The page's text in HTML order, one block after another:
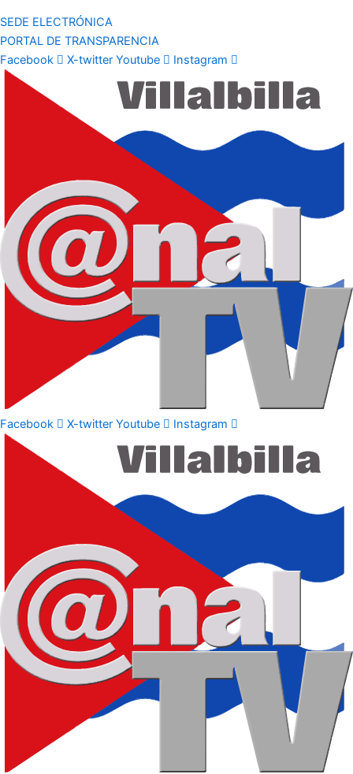
SEDE ELECTRÓNICA
PORTAL DE TRANSPARENCIA
Facebook
X-twitter Youtube Instagram
Facebook X-twitter Youtube Instagram